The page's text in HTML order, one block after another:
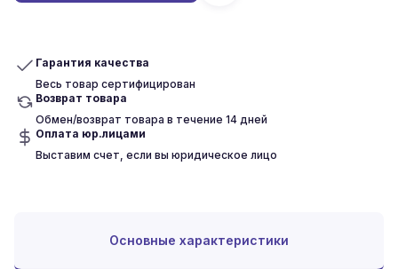
Гарантия качества
Весь товар сертифицирован
Возврат товара
Обмен/возврат товара в течение 14 дней
Оплата юр.лицами
Выставим счет, если вы юридическое лицо
Основные характеристики